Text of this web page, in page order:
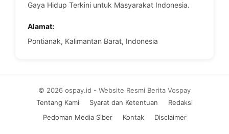
Gaya Hidup Terkini untuk Masyarakat Indonesia.
Alamat:
Pontianak, Kalimantan Barat, Indonesia
Tentang Kami Syarat dan Ketentuan
Redaksi
Pedoman Media Siber
Kontak Disclaimer
© 2026 ospay.id - Website Resmi Berita Vospay